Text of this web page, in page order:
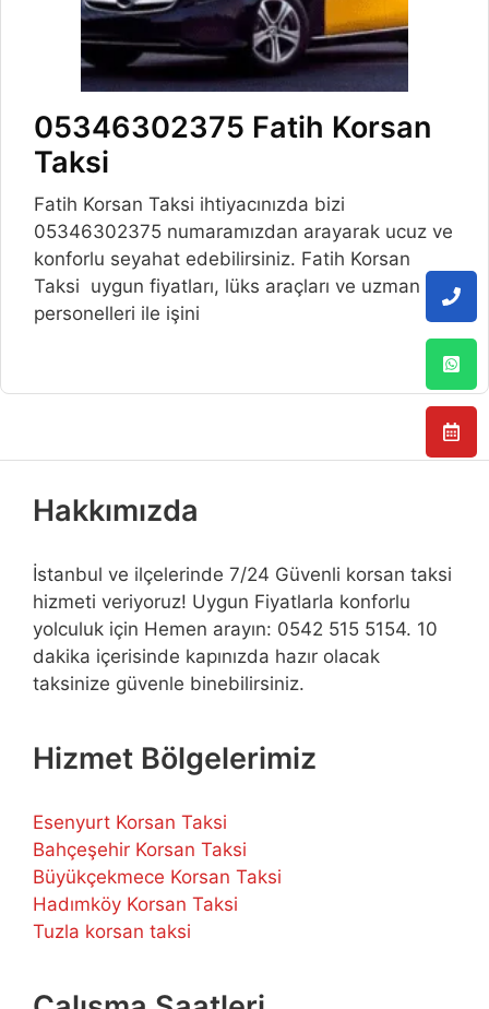
05346302375 Fatih Korsan
Taksi
Fatih Korsan Taksi ihtiyacınızda bizi
05346302375 numaramızdan arayarak ucuz ve
konforlu seyahat edebilirsiniz. Fatih Korsan
Taksi uygun fiyatları, lüks araçları ve uzman
personelleri ile işini
Hakkımızda
İstanbul ve ilçelerinde 7/24 Güvenli korsan taksi
hizmeti veriyoruz! Uygun Fiyatlarla konforlu
yolculuk için Hemen arayın: 0542 515 5154. 10
dakika içerisinde kapınızda hazır olacak
taksinize güvenle binebilirsiniz.
Hizmet Bölgelerimiz
Esenyurt Korsan Taksi
Bahçeşehir Korsan Taksi
Büyükçekmece Korsan Taksi
Hadımköy Korsan Taksi
Tuzla korsan taksi